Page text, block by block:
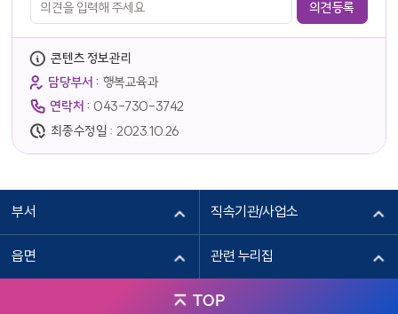
콘텐츠 정보관리
담당부서 : 행복교육과
연락처 : 043-730-3742
최종수정일 : 2023.10.26
부서 직속기관/사업소
읍면 관련 누리집
TOP